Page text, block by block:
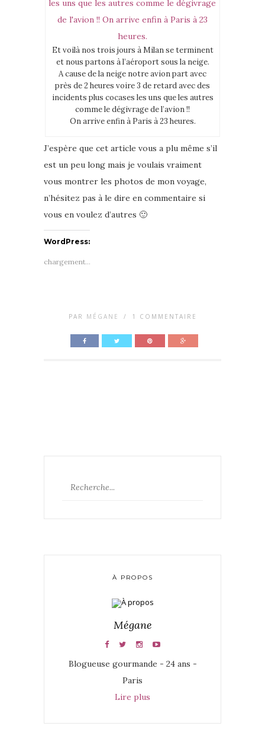
Et voilà nos trois jours à Milan se terminent
et nous partons à l’aéroport sous la neige.
A cause de la neige notre avion part avec
près de 2 heures voire 3 de retard avec des
incidents plus cocases les uns que les autres
comme le dégivrage de l’avion !!
On arrive enfin à Paris à 23 heures.
J’espère que cet article vous a plu même s’il
est un peu long mais je voulais vraiment
vous montrer les photos de mon voyage,
n’hésitez pas à le dire en commentaire si
vous en voulez d’autres 🙂
WordPress:
chargement…
PAR MÉGANE / 1 COMMENTAIRE
À PROPOS
Mégane
Blogueuse gourmande - 24 ans -
Paris
Lire plus